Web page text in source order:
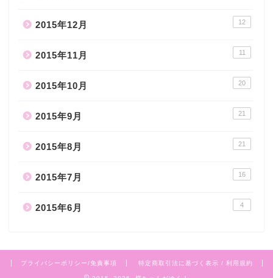
2015年12月 12
2015年11月 11
2015年10月 20
2015年9月 21
2015年8月 21
2015年7月 16
2015年6月 4
プライバシーポリシー/免責事項 特定商取引法に基づく表示 / 利用規約